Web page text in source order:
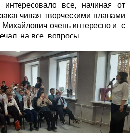
интересовало все, начиная от
творческими планами
очень интересно и с
на все вопросы.